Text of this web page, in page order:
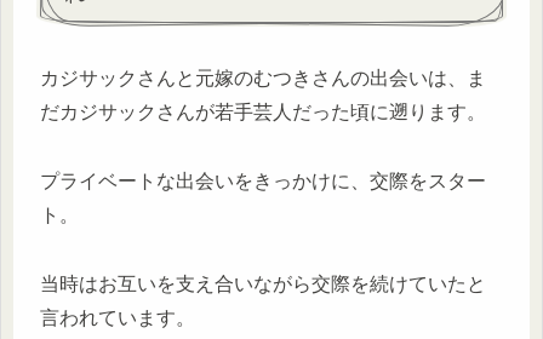
カジサックさんと元嫁のむつきさんの出会いは、ま
だカジサックさんが若手芸人だった頃に遡ります。
プライベートな出会いをきっかけに、交際をスター
ト。
当時はお互いを支え合いながら交際を続けていたと
言われています。